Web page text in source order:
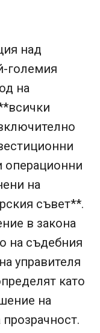
над
големия
на
операционни
на
съвет**.
в закона
на съдебния
управителя
като
на